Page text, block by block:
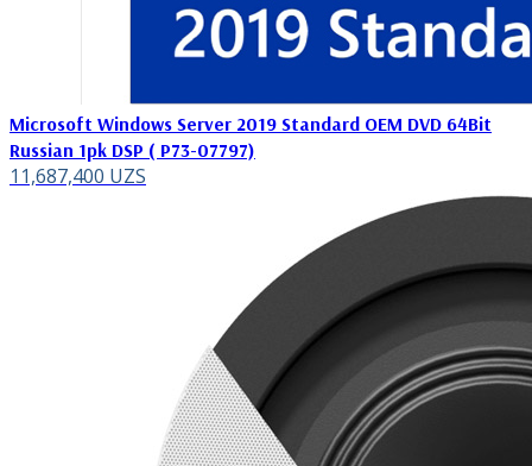
Microsoft Windows Server 2019 Standard OEM DVD 64Bit
Russian 1pk DSP ( P73-07797)
11,687,400 UZS